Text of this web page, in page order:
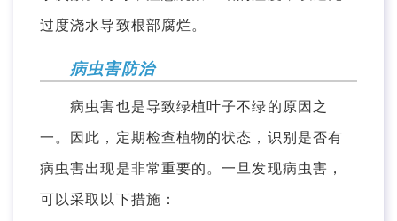
过度浇水导致根部腐烂。
病虫害防治
病虫害也是导致绿植叶子不绿的原因之
一。因此，定期检查植物的状态，识别是否有
病虫害出现是非常重要的。一旦发现病虫害，
可以采取以下措施：